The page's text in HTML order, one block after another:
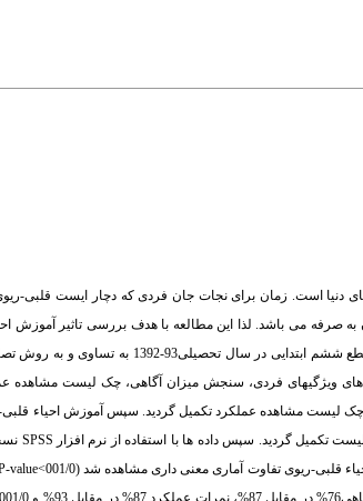
است. زمان برای نجات جان فردی که دچار ایست قلبی-
صرفه می باشد. لذا این مطالعه با هدف بررسی تاثیر آموزش
عملکرد دانش آموزان انجام شده است. روش: در این مطالعه نیمه تجربی 40 نفر دانش آموز
های ویژگیهای فردی، سنجش میزان آگاهی، چک لیست مشاهده
و چک لیست مشاهده عملکرد تکمیل گردید. سپس آموزش احیاء